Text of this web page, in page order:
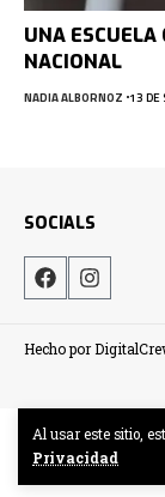
Al usar este sitio,
Privacidad
UNA ESCUELA
NACIONAL
NADIA ALBORNOZ 13 DE
SOCIALS
Hecho por